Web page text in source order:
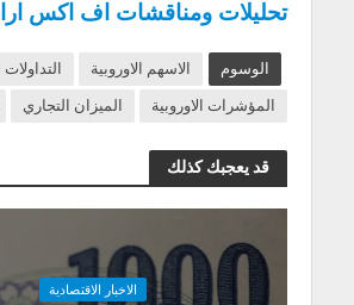
تحليلات ومناقشات اف اكس
الوسوم الاسهم الاوروبية
التداولات
المؤشرات الاوروبية
الميزان التجاري
قد يعجبك كذلك
الاخبار الاقتصادية